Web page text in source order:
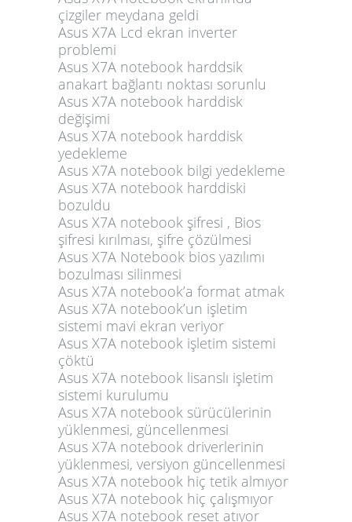
çizgiler meydana geldi
Asus X7A Lcd ekran inverter
problemi
Asus X7A notebook harddsik
anakart bağlantı noktası sorunlu
Asus X7A notebook harddisk
değişimi
Asus X7A notebook harddisk
yedekleme
Asus X7A notebook bilgi yedekleme
Asus X7A notebook harddiski
bozuldu
Asus X7A notebook şifresi , Bios
şifresi kırılması, şifre çözülmesi
Asus X7A Notebook bios yazılımı
bozulması silinmesi
Asus X7A notebook’a format atmak
Asus X7A notebook’un işletim
sistemi mavi ekran veriyor
Asus X7A notebook işletim sistemi
çöktü
Asus X7A notebook lisanslı işletim
sistemi kurulumu
Asus X7A notebook sürücülerinin
yüklenmesi, güncellenmesi
Asus X7A notebook driverlerinin
yüklenmesi, versiyon güncellenmesi
Asus X7A notebook hiç tetik almıyor
Asus X7A notebook hiç çalışmıyor
Asus X7A notebook reset atıyor